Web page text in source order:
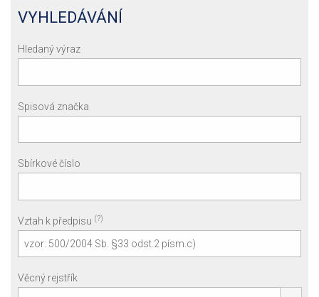
VYHLEDÁVÁNÍ
Hledaný výraz
Spisová značka
Sbírkové číslo
Vztah k předpisu (?)
Věcný rejstřík